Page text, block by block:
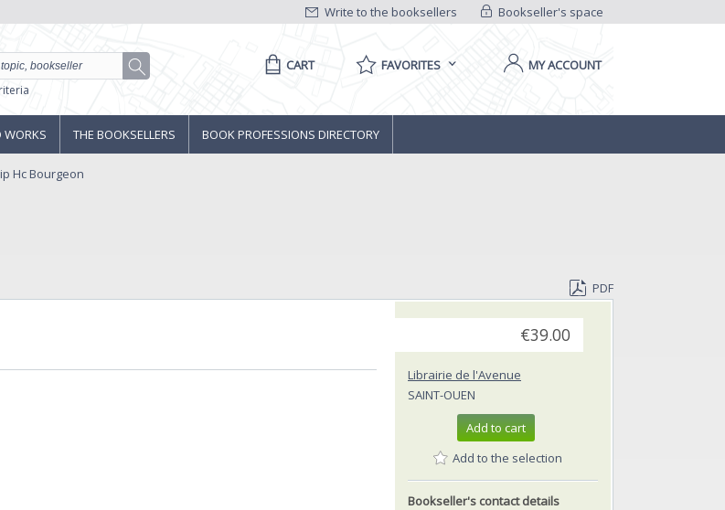
Bookseller's space
Write to the booksellers
CART FAVORITES MY ACCOUNT
WORKS THE BOOKSELLERS BOOK PROFESSIONS DIRECTORY
Hc Bourgeon
PDF
€39.00
Librairie de l'Avenue
SAINT-OUEN
Add to cart
Add to the selection
Bookseller's contact details